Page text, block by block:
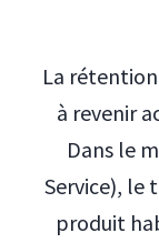
La
à revenir
Dans le
Service), le
produit